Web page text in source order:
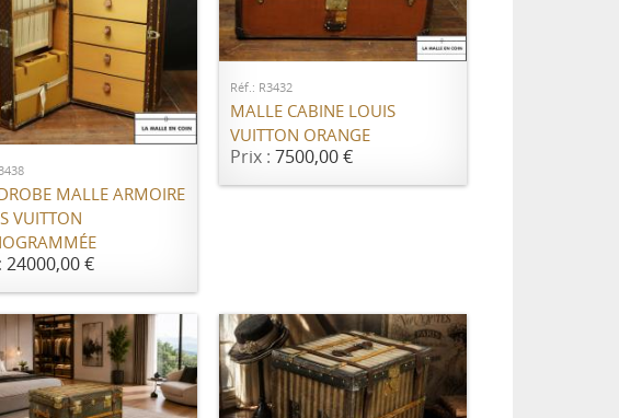
AJOUTER AU PANIER
MALLE ARMOIRE
VUITTON
24000,00 €
AJOUTER AU PANIER
Réf.: R3432
MALLE CABINE LOUIS
VUITTON ORANGE
Prix :7500,00 €